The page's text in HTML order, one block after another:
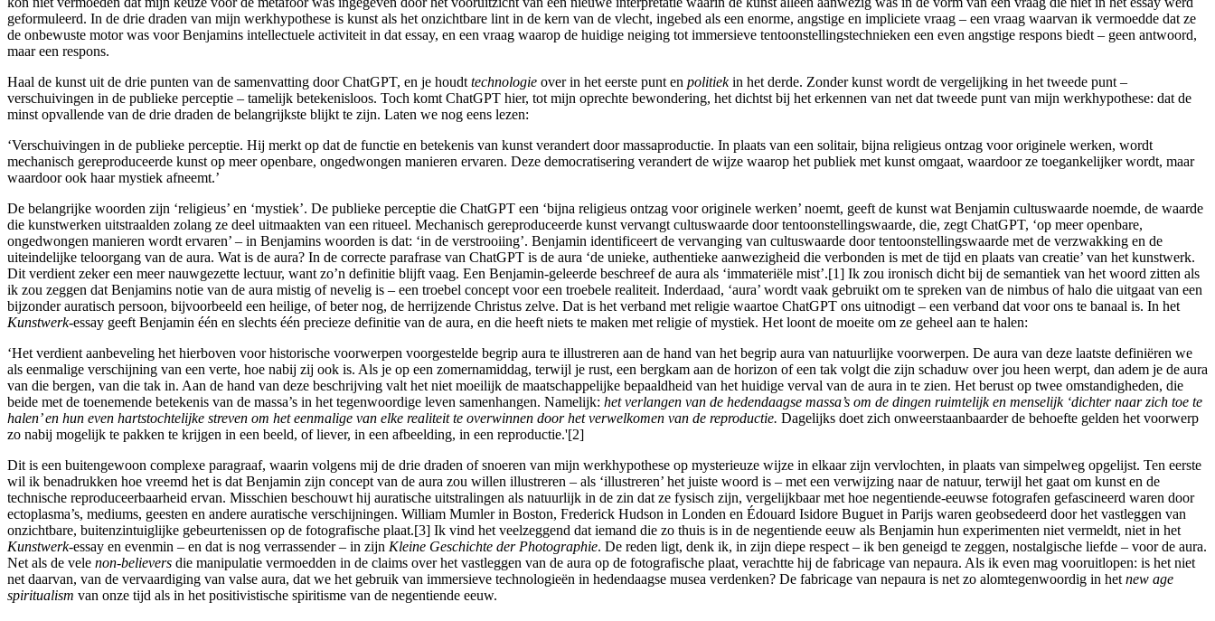
geformuleerd. In de drie draden van mijn werkhypothese is kunst als het onzichtbare lint in de kern van de vlecht, ingebed als een enorme, angstige en impliciete vraag – een vraag waarvan ik vermoedde dat ze
de onbewuste motor was voor Benjamins intellectuele activiteit in dat essay, en een vraag waarop de huidige neiging tot immersieve tentoonstellingstechnieken een even angstige respons biedt – geen antwoord,
maar een respons.
Haal de kunst uit de drie punten van de samenvatting door ChatGPT, en je houdt technologie over in het eerste punt en politiekin het derde. Zonder kunst wordt de vergelijking in het tweede punt –
verschuivingen in de publieke perceptie – tamelijk betekenisloos. Toch komt ChatGPT hier, tot mijn oprechte bewondering, het dichtst bij het erkennen van net dat tweede punt van mijn werkhypothese: dat de
minst opvallende van de drie draden de belangrijkste blijkt te zijn. Laten we nog eens lezen:
‘Verschuivingen in de publieke perceptie. Hij merkt op dat de functie en betekenis van kunst verandert door massaproductie. In plaats van een solitair, bijna religieus ontzag voor originele werken, wordt
mechanisch gereproduceerde kunst op meer openbare, ongedwongen manieren ervaren. Deze democratisering verandert de wijze waarop het publiek met kunst omgaat, waardoor ze toegankelijker wordt, maar
waardoor ook haar mystiek afneemt.’
De belangrijke woorden zijn ‘religieus’ en ‘mystiek’. De publieke perceptie die ChatGPT een ‘bijna religieus ontzag voor originele werken’ noemt, geeft de kunst wat Benjamin cultuswaarde noemde, de waarde
die kunstwerken uitstraalden zolang ze deel uitmaakten van een ritueel. Mechanisch gereproduceerde kunst vervangt cultuswaarde door tentoonstellingswaarde, die, zegt ChatGPT, ‘op meer openbare,
ongedwongen manieren wordt ervaren’ – in Benjamins woorden is dat: ‘in de verstrooiing’. Benjamin identificeert de vervanging van cultuswaarde door tentoonstellingswaarde met de verzwakking en de
uiteindelijke teloorgang van de aura. Wat is de aura? In de correcte parafrase van ChatGPT is de aura ‘de unieke, authentieke aanwezigheid die verbonden is met de tijd en plaats van creatie’ van het kunstwerk.
Dit verdient zeker een meer nauwgezette lectuur, want zo’n definitie blijft vaag. Een Benjamin-geleerde beschreef de aura als ‘immateriële mist’.[1] Ik zou ironisch dicht bij de semantiek van het woord zitten als
ik zou zeggen dat Benjamins notie van de aura mistig of nevelig is – een troebel concept voor een troebele realiteit. Inderdaad, ‘aura’ wordt vaak gebruikt om te spreken van de nimbus of halo die uitgaat van een
bijzonder auratisch persoon, bijvoorbeeld een heilige, of beter nog, de herrijzende Christus zelve. Dat is het verband met religie waartoe ChatGPT ons uitnodigt – een verband dat voor ons te banaal is. In het
Kunstwerk-essay geeft Benjamin één en slechts één precieze definitie van de aura, en die heeft niets te maken met religie of mystiek. Het loont de moeite om ze geheel aan te halen:
‘Het verdient aanbeveling het hierboven voor historische voorwerpen voorgestelde begrip aura te illustreren aan de hand van het begrip aura van natuurlijke voorwerpen. De aura van deze laatste definiëren we
als eenmalige verschijning van een verte, hoe nabij zij ook is. Als je op een zomernamiddag, terwijl je rust, een bergkam aan de horizon of een tak volgt die zijn schaduw over jou heen werpt, dan adem je de aura
van die bergen, van die tak in. Aan de hand van deze beschrijving valt het niet moeilijk de maatschappelijke bepaaldheid van het huidige verval van de aura in te zien. Het berust op twee omstandigheden, die
beide met de toenemende betekenis van de massa’s in het tegenwoordige leven samenhangen. Namelijk: het verlangen van de hedendaagse massa’s om de dingen ruimtelijk en menselijk ‘dichter naar zich toe te
halen’ en hun even hartstochtelijke streven om het eenmalige van elke realiteit te overwinnen door het verwelkomen van de reproductie. Dagelijks doet zich onweerstaanbaarder de behoefte gelden het voorwerp
zo nabij mogelijk te pakken te krijgen in een beeld, of liever, in een afbeelding, in een reproductie.'[2]
Dit is een buitengewoon complexe paragraaf, waarin volgens mij de drie draden of snoeren van mijn werkhypothese op mysterieuze wijze in elkaar zijn vervlochten, in plaats van simpelweg opgelijst. Ten eerste
wil ik benadrukken hoe vreemd het is dat Benjamin zijn concept van de aura zou willen illustreren – als ‘illustreren’ het juiste woord is – met een verwijzing naar de natuur, terwijl het gaat om kunst en de
technische reproduceerbaarheid ervan. Misschien beschouwt hij auratische uitstralingen als natuurlijk in de zin dat ze fysisch zijn, vergelijkbaar met hoe negentiende-eeuwse fotografen gefascineerd waren door
ectoplasma’s, mediums, geesten en andere auratische verschijningen. William Mumler in Boston, Frederick Hudson in Londen en Édouard Isidore Buguet in Parijs waren geobsedeerd door het vastleggen van
onzichtbare, buitenzintuiglijke gebeurtenissen op de fotografische plaat.[3] Ik vind het veelzeggend dat iemand die zo thuis is in de negentiende eeuw als Benjamin hun experimenten niet vermeldt, niet in het
Kunstwerk-essay en evenmin – en dat is nog verrassender – in zijn Kleine Geschichte der Photographie. De reden ligt, denk ik, in zijn diepe respect – ik ben geneigd te zeggen, nostalgische liefde – voor de aura.
Net als de vele non-believers die manipulatie vermoedden in de claims over het vastleggen van de aura op de fotografische plaat, verachtte hij de fabricage van nepaura. Als ik even mag vooruitlopen: is het niet
net daarvan, van de vervaardiging van valse aura, dat we het gebruik van immersieve technologieën in hedendaagse musea verdenken? De fabricage van nepaura is net zo alomtegenwoordig in het new age
spiritualism van onze tijd als in het positivistische spiritisme van de negentiende eeuw.